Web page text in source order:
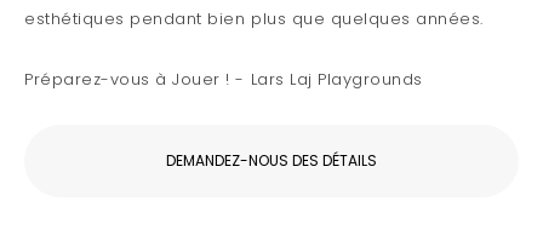
esthétiques pendant bien plus que quelques années.
Préparez-vous à Jouer ! - Lars Laj Playgrounds
DEMANDEZ-NOUS DES DÉTAILS